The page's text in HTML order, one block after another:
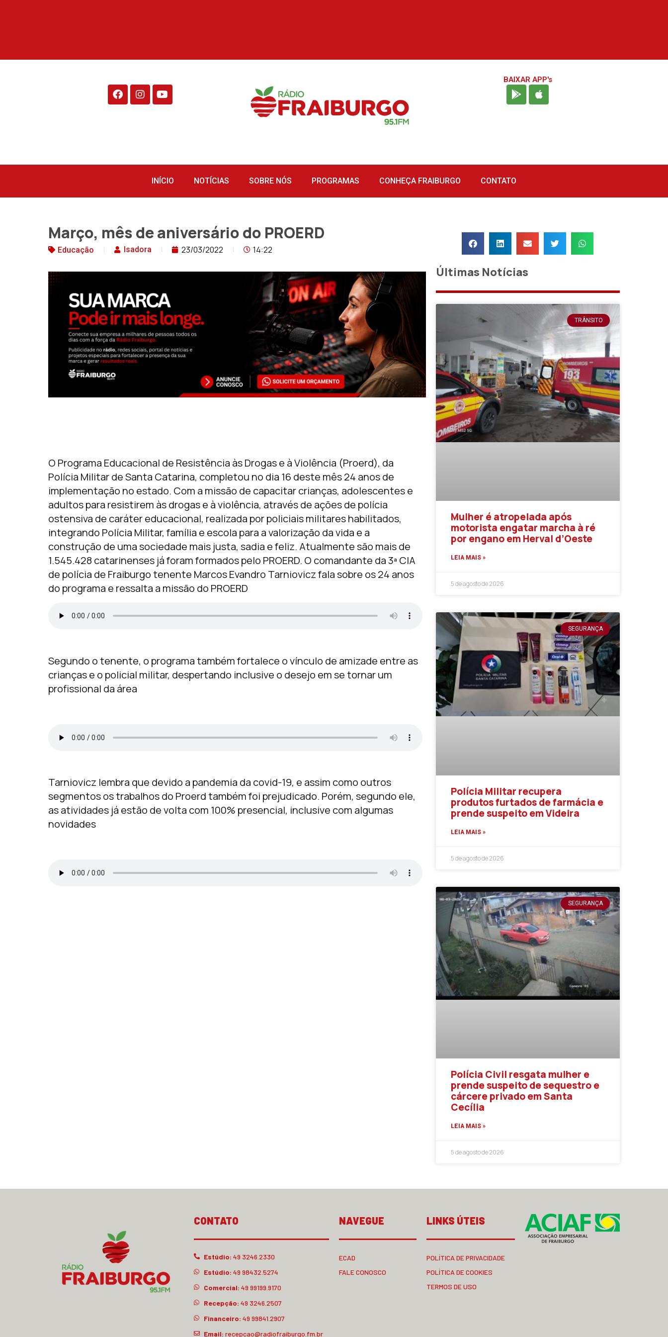
BAIXAR APP's
INÍCIO NOTÍCIAS SOBRE NÓS PROGRAMAS CONHEÇA FRAIBURGO CONTATO
Março, mês de aniversário do PROERD
Educação Isadora 23/03/2022 14:22
O Programa Educacional de Resistência às Drogas e à Violência (Proerd), da
Polícia Militar de Santa Catarina, completou no dia 16 deste mês 24 anos de
implementação no estado. Com a missão de capacitar crianças, adolescentes e
adultos para resistirem às drogas e à violência, através de ações de polícia
ostensiva de caráter educacional, realizada por policiais militares habilitados,
integrando Polícia Militar, família e escola para a valorização da vida e a
construção de uma sociedade mais justa, sadia e feliz. Atualmente são mais de
1.545.428 catarinenses já foram formados pelo PROERD. O comandante da 3ª CIA
de polícia de Fraiburgo tenente Marcos Evandro Tarniovicz fala sobre os 24 anos
do programa e ressalta a missão do PROERD
Segundo o tenente, o programa também fortalece o vínculo de amizade entre as
crianças e o policial militar, despertando inclusive o desejo em se tornar um
profissional da área
Tarniovicz lembra que devido a pandemia da covid-19, e assim como outros
segmentos os trabalhos do Proerd também foi prejudicado. Porém, segundo ele,
as atividades já estão de volta com 100% presencial, inclusive com algumas
novidades
Últimas Notícias
TRÂNSITO
Mulher é atropelada após
motorista engatar marcha à ré
por engano em Herval d’Oeste
LEIA MAIS »
5 de agosto de 2026
SEGURANÇA
Polícia Militar recupera
produtos furtados de farmácia e
prende suspeito em Videira
LEIA MAIS »
5 de agosto de 2026
SEGURANÇA
Polícia Civil resgata mulher e
prende suspeito de sequestro e
cárcere privado em Santa
Cecília
LEIA MAIS »
5 de agosto de 2026
CONTATO
Estúdio: 49 3246.2330
Estúdio: 49 98432.5274
Comercial: 49 99199.9170
Recepção: 49 3246.2507
Financeiro: 49 99841.2907
Email: recepcao@radiofraiburgo.fm.br
NAVEGUE
ECAD
FALE CONOSCO
LINKS ÚTEIS
POLÍTICA DE PRIVACIDADE
POLÍTICA DE COOKIES
TERMOS DE USO